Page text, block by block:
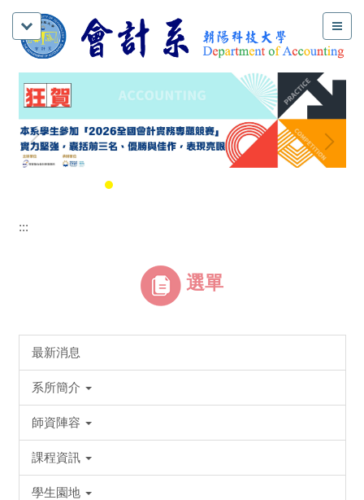
:::
選單
最新消息
系所簡介
師資陣容
課程資訊
學生園地